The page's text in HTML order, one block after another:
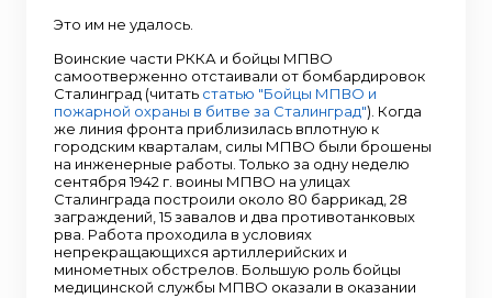
Это им не удалось.
Воинские части РККА и бойцы МПВО
самоотверженно отстаивали от бомбардировок
Сталинград (читать статью "Бойцы МПВО и
пожарной охраны в битве за Сталинград"). Когда
же линия фронта приблизилась вплотную к
городским кварталам, силы МПВО были брошены
на инженерные работы. Только за одну неделю
сентября 1942 г. воины МПВО на улицах
Сталинграда построили около 80 баррикад, 28
заграждений, 15 завалов и два противотанковых
рва. Работа проходила в условиях
непрекращающихся артиллерийских и
минометных обстрелов. Большую роль бойцы
медицинской службы МПВО оказали в оказании